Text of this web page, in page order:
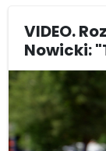
VIDEO.
Nowicki: